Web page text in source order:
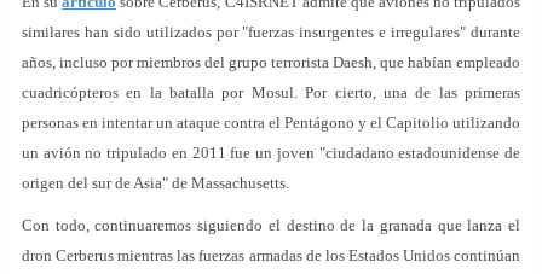
similares han sido utilizados por "fuerzas insurgentes e irregulares" durante
años, incluso por miembros del grupo terrorista Daesh, que habían empleado
cuadricópteros en la batalla por Mosul. Por cierto, una de las primeras
personas en intentar un ataque contra el Pentágono y el Capitolio utilizando
un avión no tripulado en 2011 fue un joven "ciudadano estadounidense de
origen del sur de Asia" de Massachusetts.
Con todo, continuaremos siguiendo el destino de la granada que lanza el
dron Cerberus mientras las fuerzas armadas de los Estados Unidos continúan